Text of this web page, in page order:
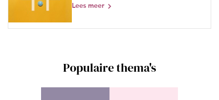
Lees meer
Populaire thema's